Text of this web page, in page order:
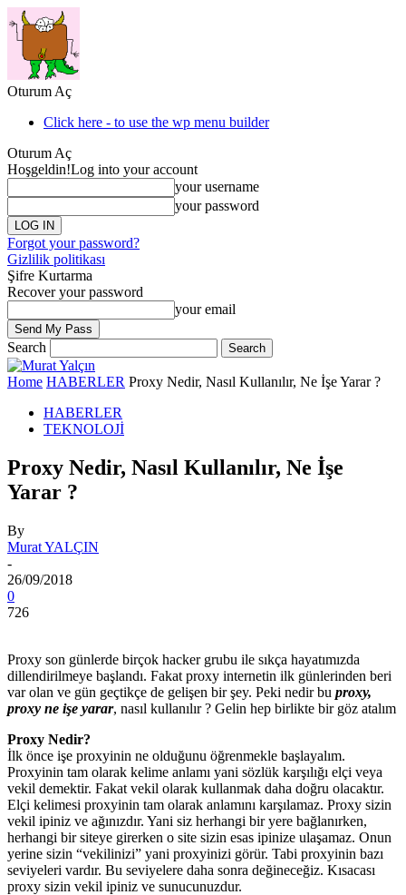
Oturum Aç
Click here - to use the wp menu builder
Oturum Aç
Hoşgeldin!Log into your account
your username
your password
Forgot your password?
Gizlilik politikası
Şifre Kurtarma
Recover your password
your email
Search
Home HABERLER Proxy Nedir, Nasıl Kullanılır, Ne İşe Yarar ?
HABERLER
TEKNOLOJİ
Proxy Nedir, Nasıl Kullanılır, Ne İşe
Yarar ?
By
Murat YALÇIN
-
26/09/2018
0
726
Proxy son günlerde birçok hacker grubu ile sıkça hayatımızda
dillendirilmeye başlandı. Fakat proxy internetin ilk günlerinden beri
var olan ve gün geçtikçe de gelişen bir şey. Peki nedir bu proxy,
proxy ne işe yarar, nasıl kullanılır ? Gelin hep birlikte bir göz atalım
Proxy Nedir?
İlk önce işe proxyinin ne olduğunu öğrenmekle başlayalım.
Proxyinin tam olarak kelime anlamı yani sözlük karşılığı elçi veya
vekil demektir. Fakat vekil olarak kullanmak daha doğru olacaktır.
Elçi kelimesi proxyinin tam olarak anlamını karşılamaz. Proxy sizin
vekil ipiniz ve ağınızdır. Yani siz herhangi bir yere bağlanırken,
herhangi bir siteye girerken o site sizin esas ipinize ulaşamaz. Onun
yerine sizin “vekilinizi” yani proxyinizi görür. Tabi proxyinin bazı
seviyeleri vardır. Bu seviyelere daha sonra değineceğiz. Kısacası
proxy sizin vekil ipiniz ve sunucunuzdur.